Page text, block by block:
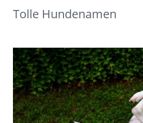
Tolle Hundenamen